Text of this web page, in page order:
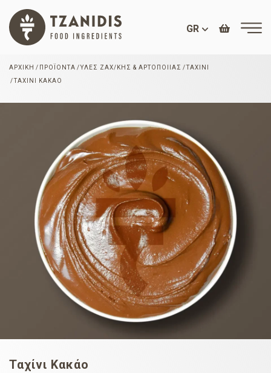
GR
ΑΡΧΙΚΉ ΠΡΟΪΌΝΤΑ ΎΛΕΣ ΖΑΧ/ΚΉΣ & ΑΡΤΟΠΟΙΊΑΣ
ΤΑΧΊΝΙ
ΤΑΧΊΝΙ ΚΑΚΆΟ
Ταχίνι Κακάο